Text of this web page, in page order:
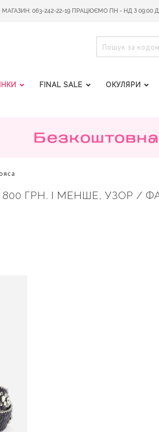
063-242-22-19 ПРАЦЮЄМО ПН - НД З 09:00
FINAL SALE ОКУЛЯРИ
ГРН. І МЕНШЕ, УЗОР /